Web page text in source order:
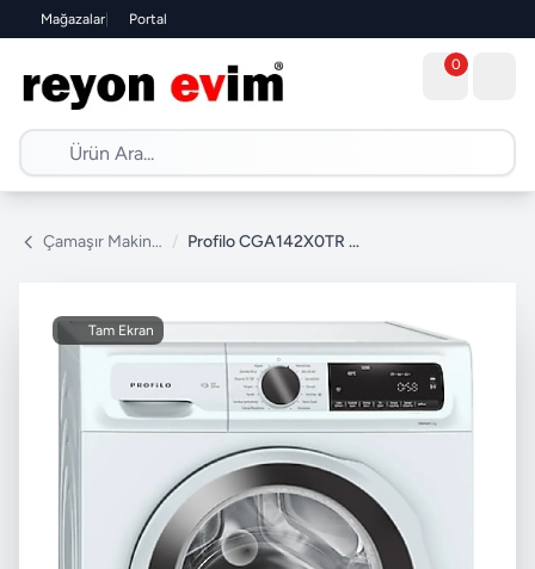
Mağazalar| Portal
0
Çamaşır Makinesi / Profilo CGA142X0TR 9 kg 1200 Devir Çamaşır Makinesi
Tam Ekran